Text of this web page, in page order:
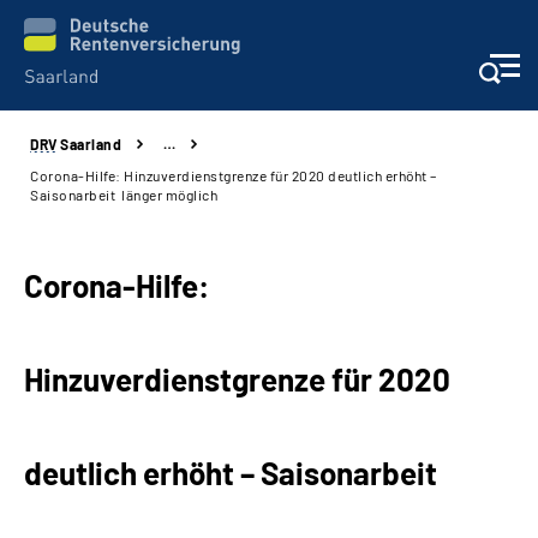
Aktuelles
Kontakt und Beratung
Über uns
DRV Saarland
…
Corona-Hilfe: Hinzuverdienstgrenze für 2020 deutlich erhöht –
Saisonarbeit länger möglich
Corona-Hilfe:
Hinzuverdienstgrenze für 2020
deutlich erhöht – Saisonarbeit